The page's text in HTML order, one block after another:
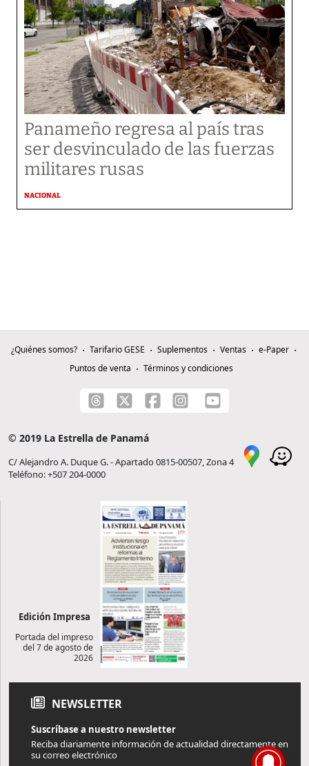
Panameño regresa al país tras
ser desvinculado de las fuerzas
militares rusas
NACIONAL
¿Quiénes somos? Tarifario GESE Suplementos Ventas
e-Paper
Puntos de venta
Términos y condiciones
© 2019 La Estrella de Panamá
C/ Alejandro A. Duque G. - Apartado 0815-00507, Zona 4
Teléfono: +507 204-0000
Edición Impresa
Portada del impreso
del 7 de agosto de
2026
NEWSLETTER
Suscríbase a nuestro newsletter
Reciba diariamente información de actualidad directamente en
su correo electrónico